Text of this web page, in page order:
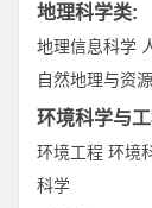
地理科学类:
地理信息科学
自然地理与资
环境科学与
环境工程 环境
科学